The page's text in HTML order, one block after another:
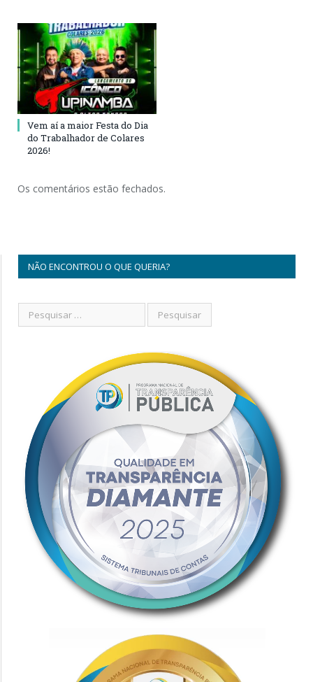
Vem aí a maior Festa do Dia
do Trabalhador de Colares
2026!
Os comentários estão fechados.
NÃO ENCONTROU O QUE QUERIA?